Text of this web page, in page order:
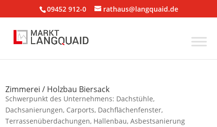
09452 912-0 rathaus@langquaid.de
Zimmerei / Holzbau Biersack
Schwerpunkt des Unternehmens: Dachstühle,
Dachsanierungen, Carports, Dachflächenfenster,
Terrassenüberdachungen, Hallenbau, Asbestsanierung